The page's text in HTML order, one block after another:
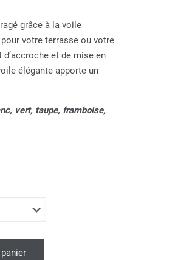
grâce à la voile
votre terrasse ou votre
et de mise en
élégante apporte un
vert, taupe, framboise,